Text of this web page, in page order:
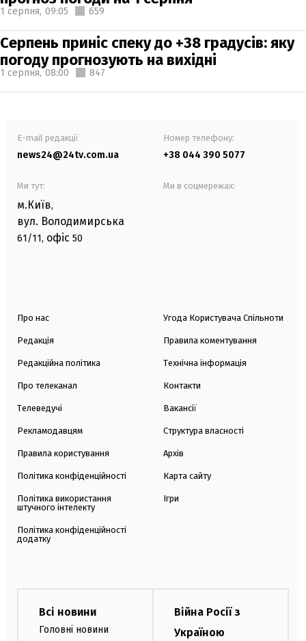
1 серпня, 09:05 659
Серпень приніс спеку до +38 градусів: яку
погоду прогнозують на вихідні
1 серпня, 08:00 847
E-mail редакції
news24@24tv.com.ua
Номер телефону:
+38 044 390 5077
Ми тут:
м.Київ,
вул. Володимирська
61/11, офіс 50
Ми в соцмережах:
Про нас
Редакція
Редакційна політика
Про телеканал
Телеведучі
Рекламодавцям
Правила користування
Політика конфіденційності
Політика використання
штучного інтелекту
Політика конфіденційності
додатку
Угода Користувача Спільноти
Правила коментування
Технічна інформація
Контакти
Вакансії
Структура власності
Архів
Карта сайту
Ігри
Всі новини
Головні новини
Війна Росії з
Україною